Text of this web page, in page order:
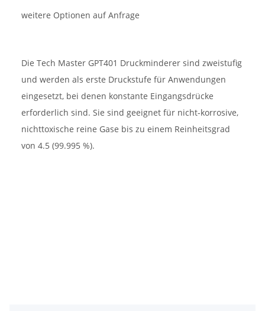
weitere Optionen auf Anfrage
Die Tech Master GPT401 Druckminderer sind zweistufig
und werden als erste Druckstufe für Anwendungen
eingesetzt, bei denen konstante Eingangsdrücke
erforderlich sind. Sie sind geeignet für nicht-korrosive,
nichttoxische reine Gase bis zu einem Reinheitsgrad
von 4.5 (99.995 %).